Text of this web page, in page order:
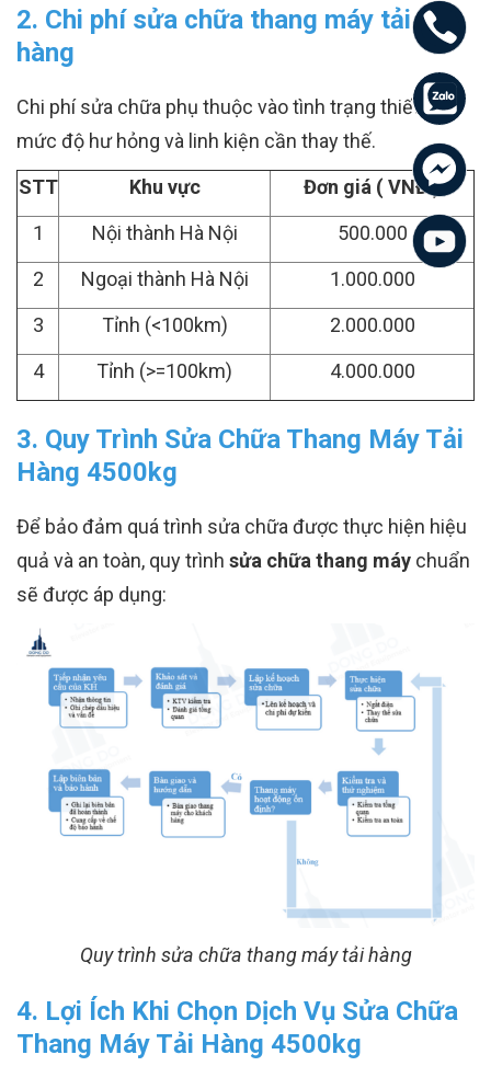
2. Chi phí sửa chữa thang máy tải
hàng
Chi phí sửa chữa phụ thuộc vào tình trạng thiết bị,
mức độ hư hỏng và linh kiện cần thay thế.
STT
Khu vực
Đơn giá ( VNĐ )
1
Nội thành Hà Nội
500.000
2
Ngoại thành Hà Nội
1.000.000
3
Tỉnh (<100km)
2.000.000
4
Tỉnh (>=100km) 4.000.000
3. Quy Trình Sửa Chữa Thang Máy Tải
Hàng 4500kg
Để bảo đảm quá trình sửa chữa được thực hiện hiệu
quả và an toàn, quy trình sửa chữa thang máy chuẩn
sẽ được áp dụng:
Quy trình sửa chữa thang máy tải hàng
4. Lợi Ích Khi Chọn Dịch Vụ Sửa Chữa
Thang Máy Tải Hàng 4500kg